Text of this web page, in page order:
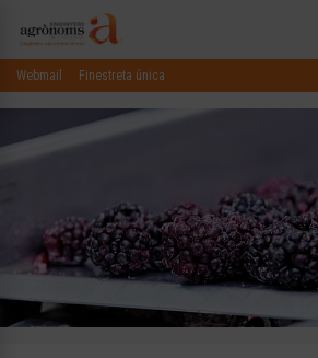
Webmail Finestreta única